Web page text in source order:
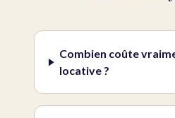
Combien coûte
locative ?